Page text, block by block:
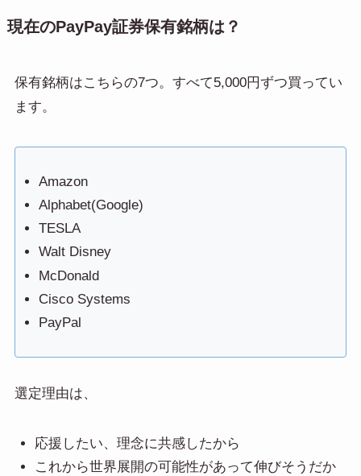
現在のPayPay証券保有銘柄は？
保有銘柄はこちらの7つ。すべて5,000円ずつ買ってい
ます。
Amazon
Alphabet(Google)
TESLA
Walt Disney
McDonald
Cisco Systems
PayPal
選定理由は、
応援したい、理念に共感したから
これから世界展開の可能性があって伸びそうだか